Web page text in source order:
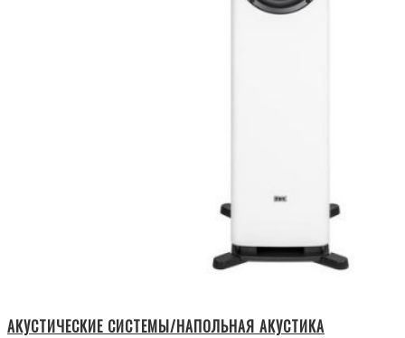
АКУСТИЧЕСКИЕ СИСТЕМЫ/НАПОЛЬНАЯ АКУСТИКА